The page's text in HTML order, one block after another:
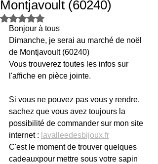
Montjavoult (60240)
Noté NaN étoiles sur 5.
Bonjour à tous
Dimanche, je serai au marché de noël
de Montjavoult (60240)
Vous trouverez toutes les infos sur
l'affiche en pièce jointe.
Si vous ne pouvez pas vous y rendre,
sachez que vous avez toujours la
possibilité de commander sur mon site
internet : lavalleedesbijoux.fr
C'est le moment de trouver quelques
cadeauxpour mettre sous votre sapin